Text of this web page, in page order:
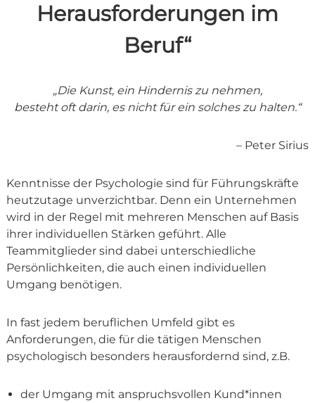
Herausforderungen im
Beruf“
„Die Kunst, ein Hindernis zu nehmen,
besteht oft darin, es nicht für ein solches zu halten.“
– Peter Sirius
Kenntnisse der Psychologie sind für Führungskräfte
heutzutage unverzichtbar. Denn ein Unternehmen
wird in der Regel mit mehreren Menschen auf Basis
ihrer individuellen Stärken geführt. Alle
Teammitglieder sind dabei unterschiedliche
Persönlichkeiten, die auch einen individuellen
Umgang benötigen.
In fast jedem beruflichen Umfeld gibt es
Anforderungen, die für die tätigen Menschen
psychologisch besonders herausfordernd sind, z.B.
der Umgang mit anspruchsvollen Kund*innen